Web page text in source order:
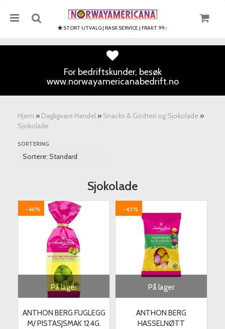
STORT UTVALG | RASK SERVICE | FRAKT 99,-
For bedriftskunder, besøk
www.norwayamericanabedrift.no
Hjem » Dagligvare Handel » Snacks & Godteri og Sjokolade »
Sjokolade
SORTERING
Sjokolade
På lager
-46%
ANTHON BERG FUGLEGG
M/ PISTASJSMAK 124G.
På lager
-45%
ANTHON BERG
HASSELNØTT